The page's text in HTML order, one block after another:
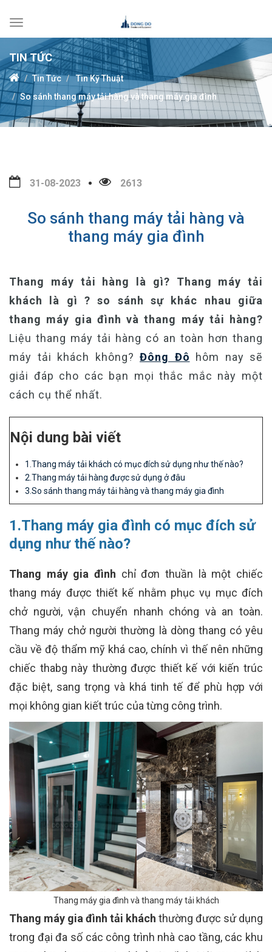
Toggle
navigation
TIN TỨC
Tin Tức
Tin Kỹ Thuật
So sánh thang máy tải hàng và thang máy gia đình
31-08-2023 2613
So sánh thang máy tải hàng và
thang máy gia đình
Thang máy tải hàng là gì? Thang máy tải
khách là gì ? so sánh sự khác nhau giữa
thang máy gia đình và thang máy tải hàng?
Liệu thang máy tải hàng có an toàn hơn thang
máy tải khách không? Đông Đô hôm nay sẽ
giải đáp cho các bạn mọi thắc mắc này một
cách cụ thể nhất.
Nội dung bài viết
1.Thang máy tải khách có mục đích sử dụng như thế nào?
2.Thang máy tải hàng được sử dụng ở đâu
3.So sánh thang máy tải hàng và thang máy gia đình
1.Thang máy gia đình có mục đích sử
dụng như thế nào?
Thang máy gia đình chỉ đơn thuần là một chiếc
thang máy được thiết kế nhằm phục vụ mục đích
chở người, vận chuyển nhanh chóng và an toàn.
Thang máy chở người thường là dòng thang có yêu
cầu về độ thẩm mỹ khá cao, chính vì thế nên những
chiếc thabg này thường được thiết kế với kiến trúc
đặc biệt, sang trọng và khá tinh tế để phù hợp với
mọi không gian kiết trúc của từng công trình.
Thang máy gia đình và thang máy tải khách
Thang máy gia đình tải khách thường được sử dụng
trong đại đa số các công trình nhà cao tầng, các khu